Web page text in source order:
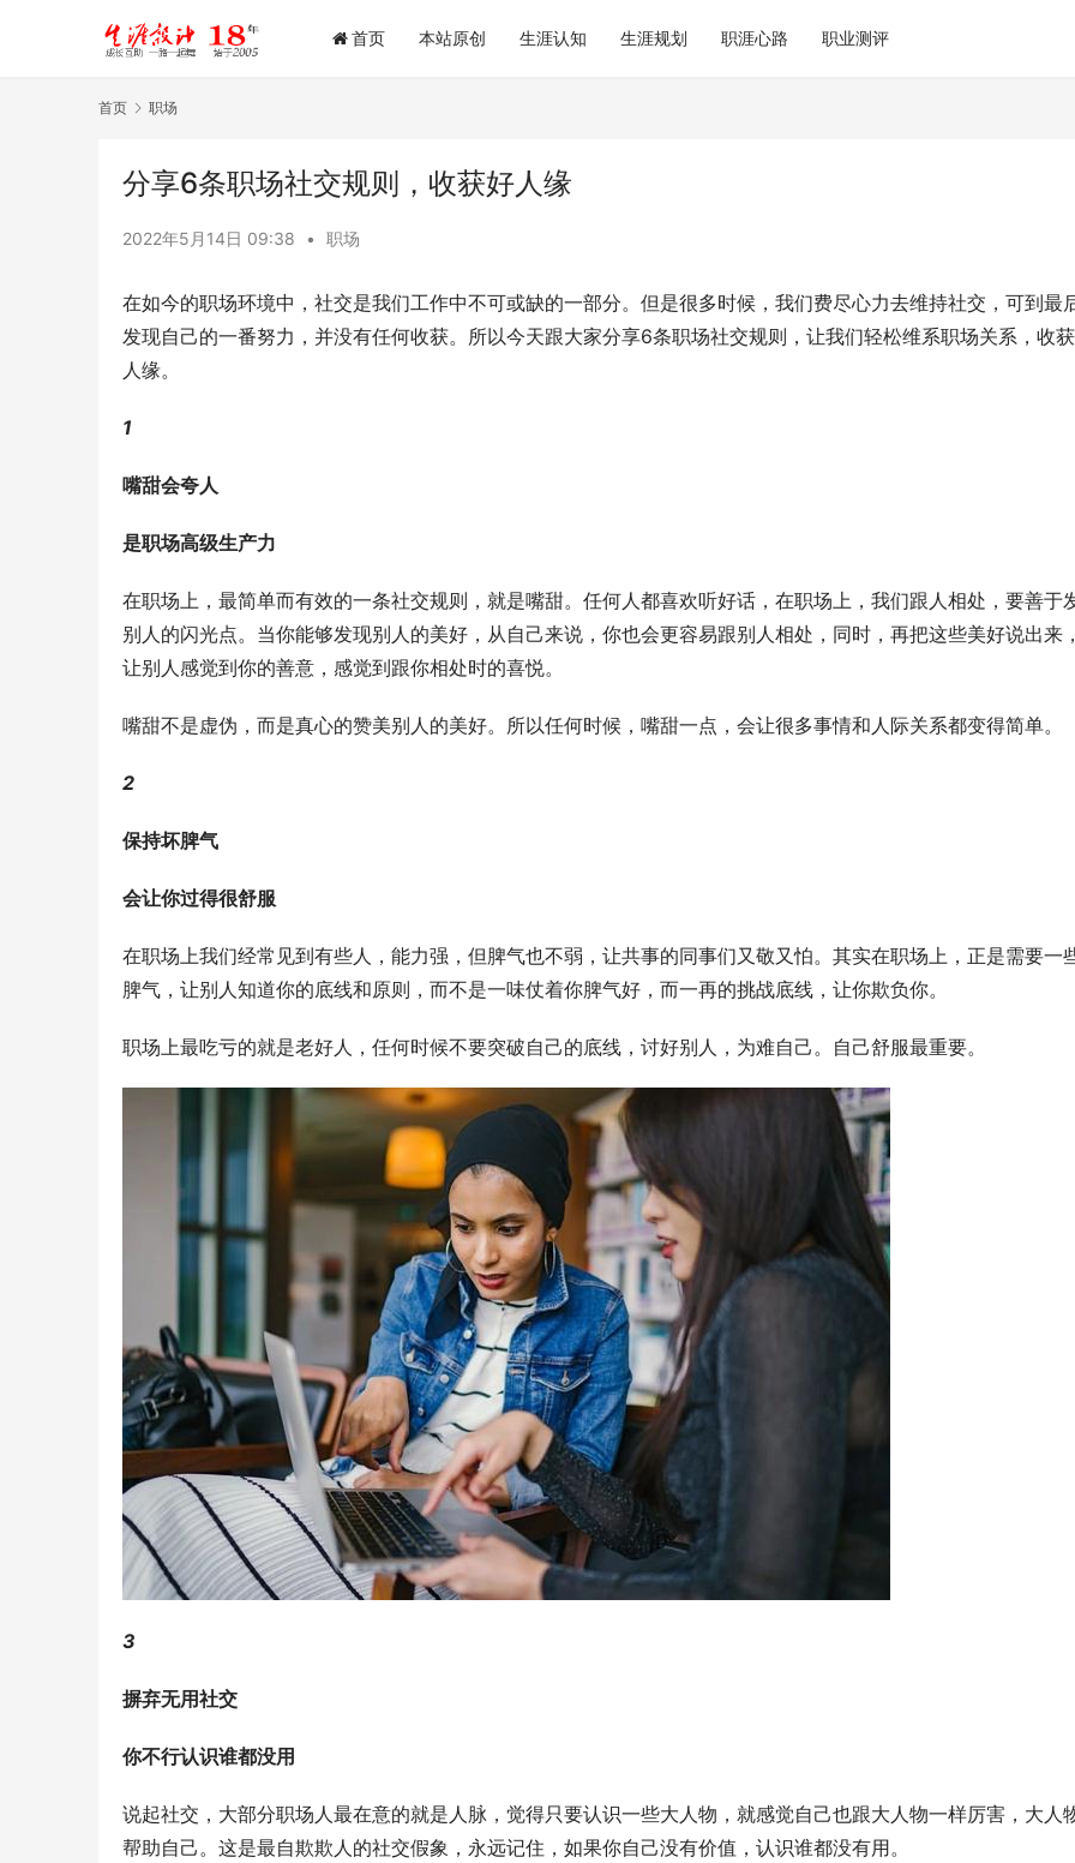
首页 本站原创 生涯认知 生涯规划 职涯心路 职业测评
首页 职场
分享6条职场社交规则，收获好人缘
2022年5月14日 09:38 • 职场
在如今的职场环境中，社交是我们工作中不可或缺的一部分。但是很多时候，我们费尽心力去维持社交，可到最
发现自己的一番努力，并没有任何收获。所以今天跟大家分享6条职场社交规则，让我们轻松维系职场关系，收
人缘。
1
嘴甜会夸人
是职场高级生产力
在职场上，最简单而有效的一条社交规则，就是嘴甜。任何人都喜欢听好话，在职场上，我们跟人相处，要善于
别人的闪光点。当你能够发现别人的美好，从自己来说，你也会更容易跟别人相处，同时，再把这些美好说出来
让别人感觉到你的善意，感觉到跟你相处时的喜悦。
嘴甜不是虚伪，而是真心的赞美别人的美好。所以任何时候，嘴甜一点，会让很多事情和人际关系都变得简单。
2
保持坏脾气
会让你过得很舒服
在职场上我们经常见到有些人，能力强，但脾气也不弱，让共事的同事们又敬又怕。其实在职场上，正是需要一
脾气，让别人知道你的底线和原则，而不是一味仗着你脾气好，而一再的挑战底线，让你欺负你。
职场上最吃亏的就是老好人，任何时候不要突破自己的底线，讨好别人，为难自己。自己舒服最重要。
3
摒弃无用社交
你不行认识谁都没用
说起社交，大部分职场人最在意的就是人脉，觉得只要认识一些大人物，就感觉自己也跟大人物一样厉害，大人
帮助自己。这是最自欺欺人的社交假象，永远记住，如果你自己没有价值，认识谁都没有用。